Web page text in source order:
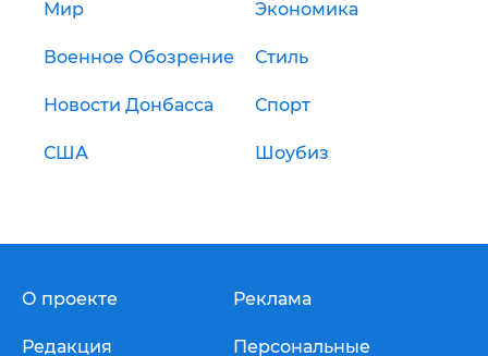
Мир Экономика
Военное Обозрение Стиль
Новости Донбасса Спорт
США Шоубиз
О проекте
Редакция
Реклама
Персональные